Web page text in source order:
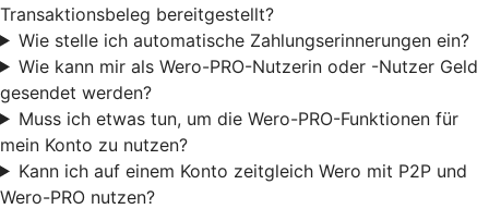
Transaktionsbeleg bereitgestellt?
Wie stelle ich automatische Zahlungserinnerungen ein?
Wie kann mir als Wero-PRO-Nutzerin oder -Nutzer Geld
gesendet werden?
Muss ich etwas tun, um die Wero-PRO-Funktionen für
mein Konto zu nutzen?
Kann ich auf einem Konto zeitgleich Wero mit P2P und
Wero-PRO nutzen?